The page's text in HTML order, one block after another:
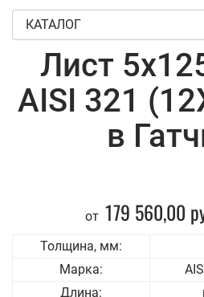
КАТАЛОГ
Лист
AISI 321
в
от 179 560,00
Толщина, мм:
Марка:
Длина: